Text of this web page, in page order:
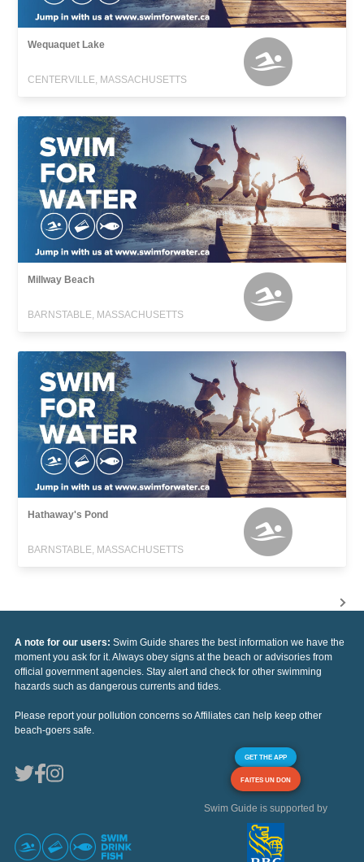
Wequaquet Lake
CENTERVILLE, MASSACHUSETTS
Millway Beach
BARNSTABLE, MASSACHUSETTS
Hathaway's Pond
BARNSTABLE, MASSACHUSETTS
A note for our users: Swim Guide shares the best information we have the
moment you ask for it. Always obey signs at the beach or advisories from
official government agencies. Stay alert and check for other swimming
hazards such as dangerous currents and tides.
Please report your pollution concerns so Affiliates can help keep other
beach-goers safe.
GET THE APP
FAITES UN DON
Swim Guide is supported by